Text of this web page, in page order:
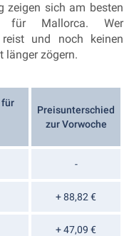
zeigen sich am besten
für Mallorca. Wer
reist und noch keinen
länger zögern.
für
Preisunterschied
zur Vorwoche
-
+ 88,82 €
+ 47,09 €